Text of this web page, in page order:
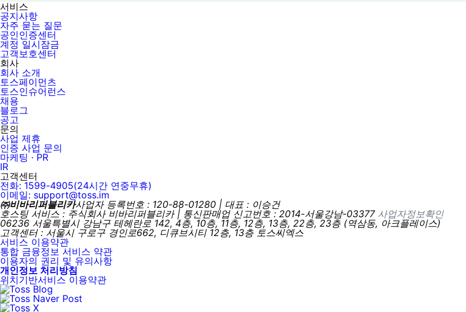
서비스
공지사항
자주 묻는 질문
공인인증센터
계정 일시잠금
고객보호센터
회사
회사 소개
토스페이먼츠
토스인슈어런스
채용
블로그
공고
문의
사업 제휴
인증 사업 문의
마케팅 · PR
IR
고객센터
전화: 1599-4905(24시간 연중무휴)
이메일: support@toss.im
㈜비바리퍼블리카사업자 등록번호 : 120-88-01280 | 대표 : 이승건
호스팅 서비스 : 주식회사 비바리퍼블리카 | 통신판매업 신고번호 : 2014-서울강남-03377 사업자정보확인
06236 서울특별시 강남구 테헤란로 142, 4층, 10층, 11층, 12층, 13층, 22층, 23층 (역삼동, 아크플레이스)
고객센터 : 서울시 구로구 경인로662, 디큐브시티 12층, 13층 토스씨엑스
서비스 이용약관
통합 금융정보 서비스 약관
이용자의 권리 및 유의사항
개인정보 처리방침
위치기반서비스 이용약관